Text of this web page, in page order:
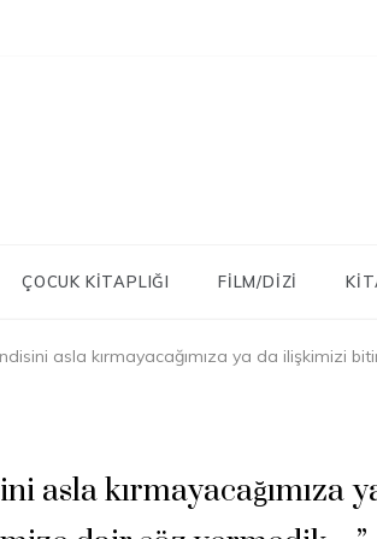
ÇOCUK KITAPLIĞI FILM/DIZI
asla kırmayacağımıza ya da ilişkimizi
asla kırmayacağımıza